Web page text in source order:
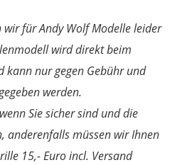
für Andy Wolf Modelle leider
wird direkt beim
kann nur gegen Gebühr und
werden.
Sie sicher sind und die
anderenfalls müssen wir Ihnen
15,- Euro incl. Versand